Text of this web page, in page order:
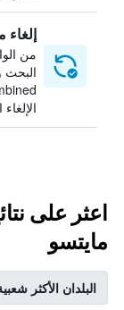
إلغاء
من
البحث
اعثر على
مايتسو
البلدان الأكثر